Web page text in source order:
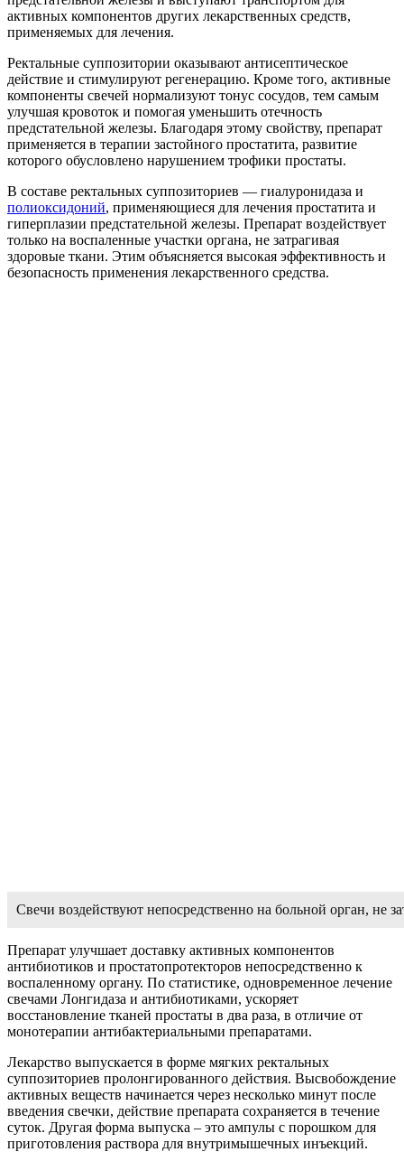
активных компонентов других лекарственных средств,
применяемых для лечения.
Ректальные суппозитории оказывают антисептическое
действие и стимулируют регенерацию. Кроме того, активные
компоненты свечей нормализуют тонус сосудов, тем самым
улучшая кровоток и помогая уменьшить отечность
предстательной железы. Благодаря этому свойству, препарат
применяется в терапии застойного простатита, развитие
которого обусловлено нарушением трофики простаты.
В составе ректальных суппозиториев — гиалуронидаза и
полиоксидоний, применяющиеся для лечения простатита и
гиперплазии предстательной железы. Препарат воздействует
только на воспаленные участки органа, не затрагивая
здоровые ткани. Этим объясняется высокая эффективность и
безопасность применения лекарственного средства.
Свечи воздействуют непосредственно на больной орган, не
Препарат улучшает доставку активных компонентов
антибиотиков и простатопротекторов непосредственно к
воспаленному органу. По статистике, одновременное лечение
свечами Лонгидаза и антибиотиками, ускоряет
восстановление тканей простаты в два раза, в отличие от
монотерапии антибактериальными препаратами.
Лекарство выпускается в форме мягких ректальных
суппозиториев пролонгированного действия. Высвобождение
активных веществ начинается через несколько минут после
введения свечки, действие препарата сохраняется в течение
суток. Другая форма выпуска – это ампулы с порошком для
приготовления раствора для внутримышечных инъекций.